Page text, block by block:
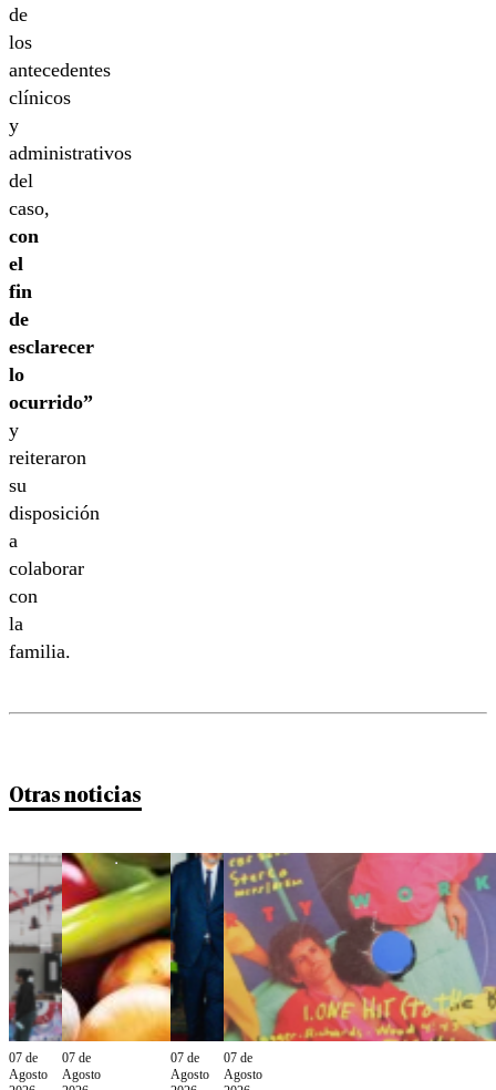
de
los
antecedentes
clínicos
y
administrativos
del
caso,
con
el
fin
de
esclarecer
lo
ocurrido”
y
reiteraron
su
disposición
a
colaborar
con
la
familia.
Otras noticias
07 de
Agosto
07 de
Agosto
07 de
Agosto
07 de
Agosto